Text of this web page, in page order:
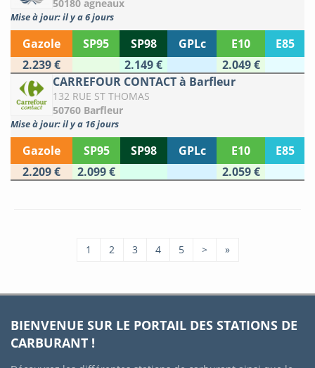
50180 agneaux
Mise à jour: il y a 6 jours
Gazole SP95 SP98 GPLc E10
E85
2.239 €
2.149 €
2.049 €
CARREFOUR CONTACT à Barfleur
132 RUE ST THOMAS
50760 Barfleur
Mise à jour: il y a 16 jours
Gazole SP95 SP98 GPLc E10
E85
2.209 €
2.099 € 2.059 €
1 2 3 4 5 > »
BIENVENUE SUR LE PORTAIL DES STATIONS DE
CARBURANT !